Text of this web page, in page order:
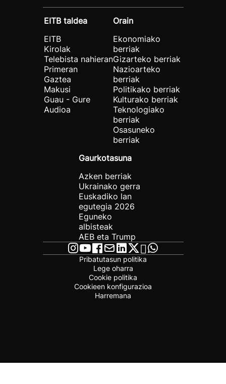
EITB taldea
EITB
Kirolak
Telebista nahieran
Primeran
Gaztea
Makusi
Guau - Gure
Audioa
Orain
Ekonomiako
berriak
Gizarteko berriak
Nazioarteko
berriak
Politikako berriak
Kulturako berriak
Teknologiako
berriak
Osasuneko
berriak
Gaurkotasuna
Azken berriak
Ukrainako gerra
Euskadiko lan
egutegia 2026
Eguneko
albisteak
AEB eta Trump
Pribatutasun politika
Lege oharra
Cookie politika
Cookieen konfigurazioa
Harremana